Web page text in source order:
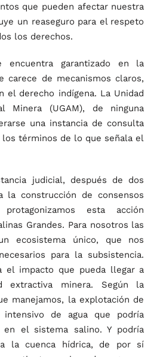
que pueden afectar nuestra
un reaseguro para el respeto
los derechos.
encuentra garantizado en la
carece de mecanismos claros,
el derecho indígena. La Unidad
Minera (UGAM), de ninguna
una instancia de consulta
los términos de lo que señala el
judicial, después de dos
la construcción de consensos
esta acción
Grandes. Para nosotros las
ecosistema único, que nos
para la subsistencia.
el impacto que pueda llegar a
extractiva minera. Según la
manejamos, la explotación de
de agua que podría
en el sistema salino. Y podría
la cuenca hídrica, de por sí